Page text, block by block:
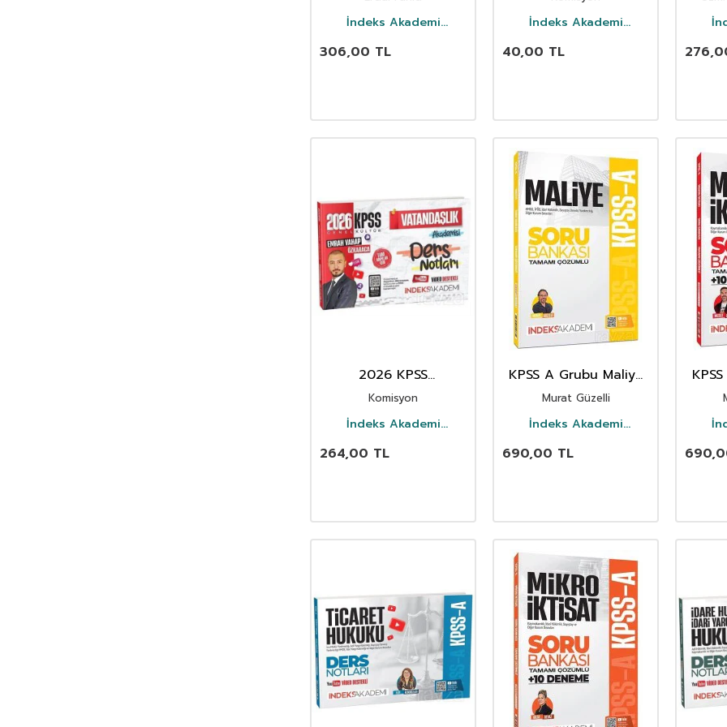
Soru Bankası Çözümlü
İndeks Akademi
306,00 TL
İndeks Akademi
40,00 TL
2026 KPSS
Vatandaşlık Akademisi
Video Ders Notları
Komisyon
İndeks Akademi
264,00 TL
KPSS A Grubu Maliye
Soru Bankası Çözümlü
Murat Güzelli
İndeks Akademi
690,00 TL
10